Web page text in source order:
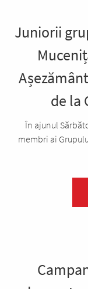
Juniorii
de la
În ajunul
membri ai